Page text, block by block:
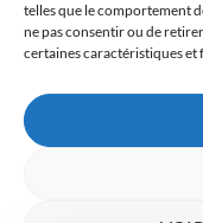
telles que le comportement
ne pas consentir ou de
certaines caractéristiques et